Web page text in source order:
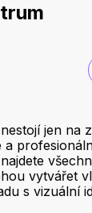
jen na
a
najdete
vytvářet
s vizuální